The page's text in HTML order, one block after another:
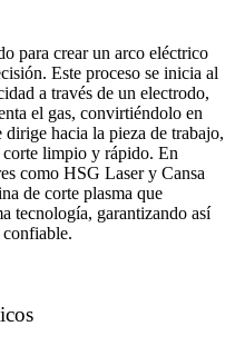
para crear un arco eléctrico
Este proceso se inicia al
a través de un electrodo,
el gas, convirtiéndolo en
hacia la pieza de trabajo,
limpio y rápido. En
como HSG Laser y Cansa
de corte plasma que
tecnología, garantizando así